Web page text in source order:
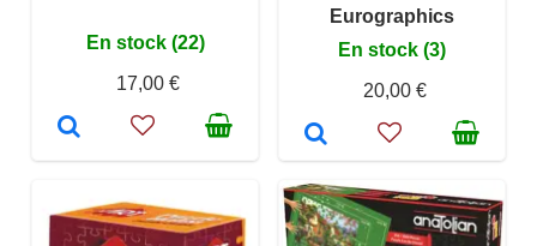
En stock (22)
17,00 €
Eurographics
En stock (3)
20,00 €